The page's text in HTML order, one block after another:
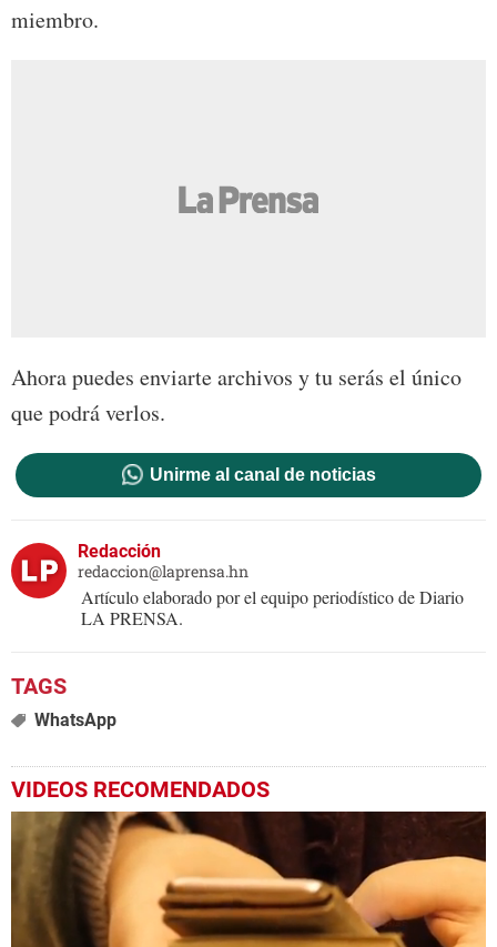
miembro.
Ahora puedes enviarte archivos y tu serás el único
que podrá verlos.
Unirme al canal de noticias
Redacción
redaccion@laprensa.hn
Artículo elaborado por el equipo periodístico de Diario
LA PRENSA.
WhatsApp
VIDEOS RECOMENDADOS